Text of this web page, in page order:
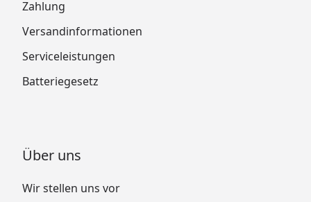
Zahlung
Versandinformationen
Serviceleistungen
Batteriegesetz
Über uns
Wir stellen uns vor